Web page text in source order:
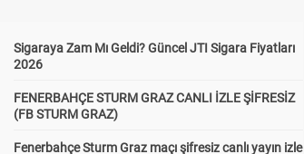
Sigaraya Zam Mı Geldi? Güncel JTI Sigara Fiyatları
2026
FENERBAHÇE STURM GRAZ CANLI İZLE ŞİFRESİZ
(FB STURM GRAZ)
Fenerbahçe Sturm Graz maçı şifresiz canlı yayın izle